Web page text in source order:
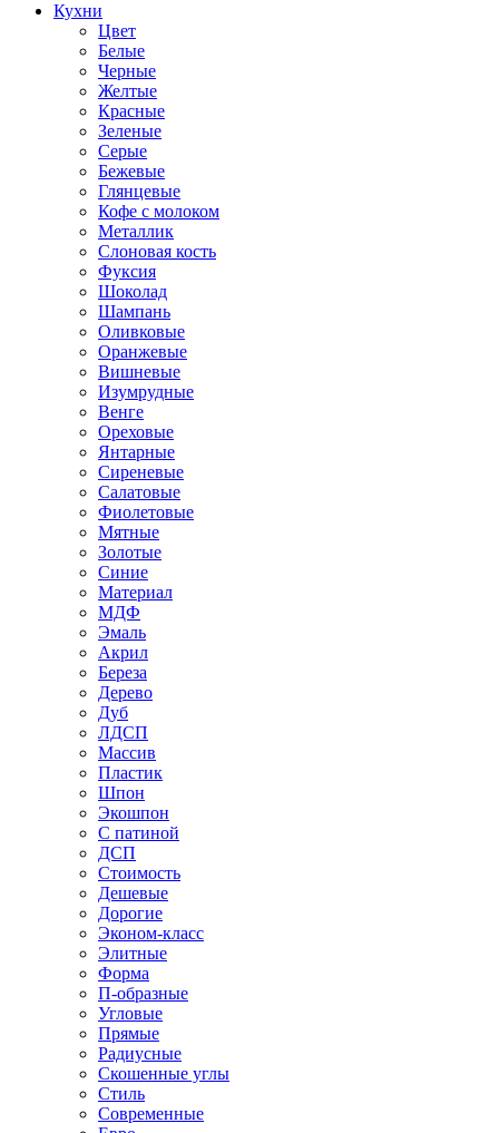
Кухни
Цвет
Белые
Черные
Желтые
Красные
Зеленые
Серые
Бежевые
Глянцевые
Кофе с молоком
Металлик
Слоновая кость
Фуксия
Шоколад
Шампань
Оливковые
Оранжевые
Вишневые
Изумрудные
Венге
Ореховые
Янтарные
Сиреневые
Салатовые
Фиолетовые
Мятные
Золотые
Синие
Материал
МДФ
Эмаль
Акрил
Береза
Дерево
Дуб
ЛДСП
Массив
Пластик
Шпон
Экошпон
С патиной
ДСП
Стоимость
Дешевые
Дорогие
Эконом-класс
Элитные
Форма
П-образные
Угловые
Прямые
Радиусные
Скошенные углы
Стиль
Современные